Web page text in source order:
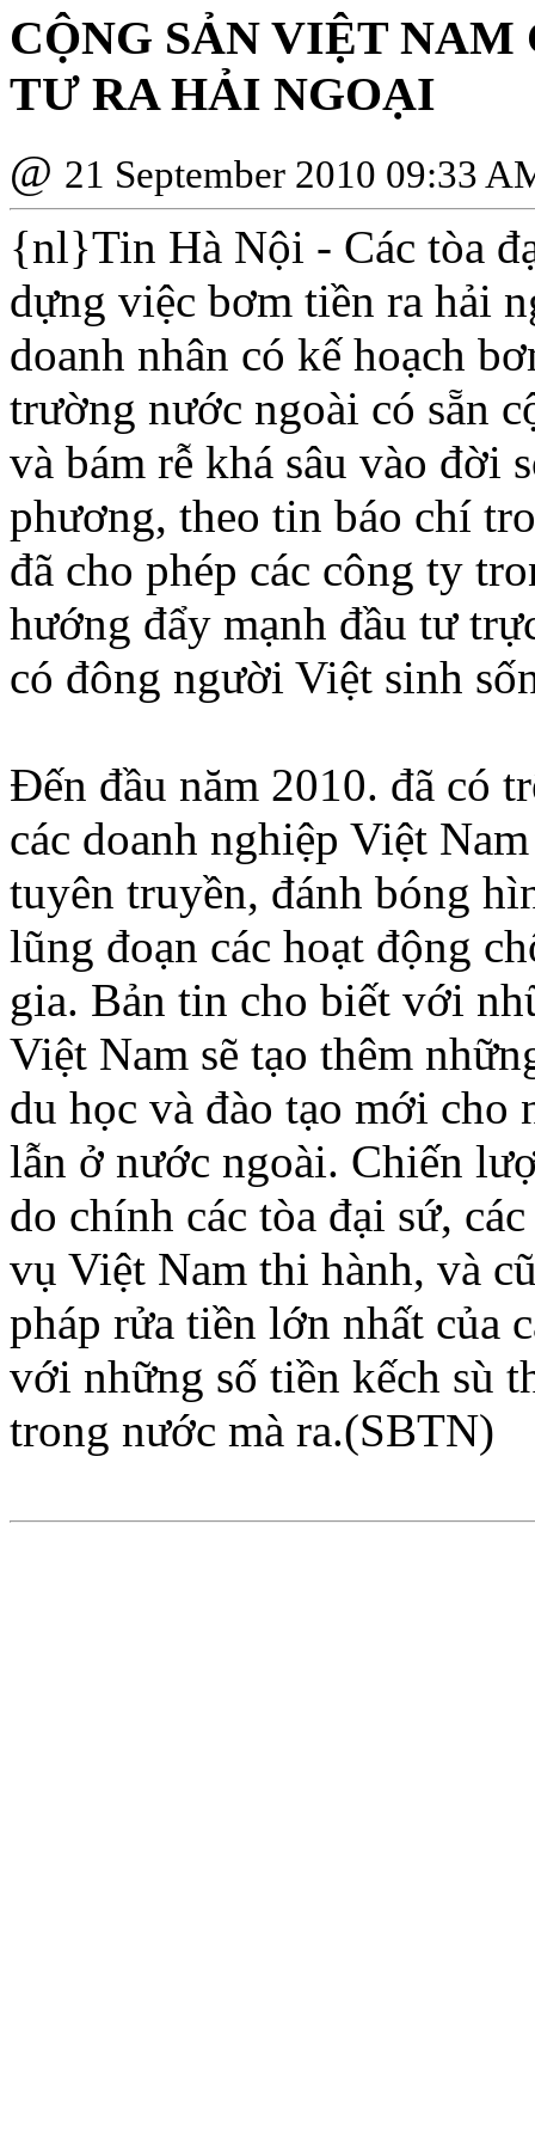
CỘNG SẢN VIỆT
TƯ RA HẢI NGOẠI
@ 21 September 2010 09:33
{nl}Tin Hà Nội - Các tòa
dựng việc bơm tiền ra hải
doanh nhân có kế hoạch
trường nước ngoài có sẵn
và bám rễ khá sâu vào đời
phương, theo tin báo chí
đã cho phép các công ty
hướng đẩy mạnh đầu tư
có đông người Việt sinh
Ðến đầu năm 2010. đã có
các doanh nghiệp Việt
tuyên truyền, đánh bóng
lũng đoạn các hoạt động
gia. Bản tin cho biết với
Việt Nam sẽ tạo thêm
du học và đào tạo mới
lẫn ở nước ngoài. Chiến
do chính các tòa đại sứ,
vụ Việt Nam thi hành, và
pháp rửa tiền lớn nhất của
với những số tiền kếch sù
trong nước mà ra.(SBTN)